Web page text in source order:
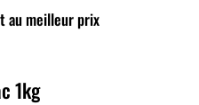
au meilleur prix
1kg